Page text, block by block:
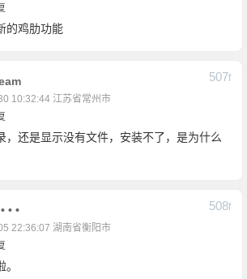
的鸡肋功能
10:32:44 江苏省常州市
507F
，还是显示没有文件，安装不了，是为什么
• •
22:36:07 湖南省衡阳市
508F